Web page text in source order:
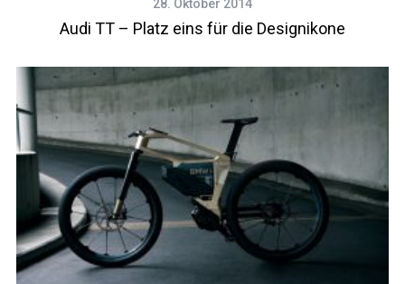
28. Oktober 2014
Audi TT – Platz eins für die Designikone